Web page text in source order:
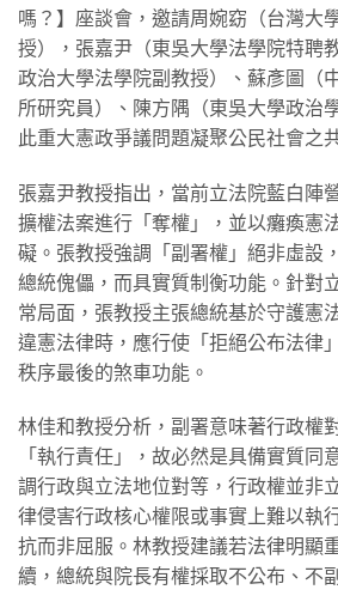
嗎？】座談會，邀請周婉窈（台灣大
授），張嘉尹（東吳大學法學院特聘
政治大學法學院副教授）、蘇彥圖（
所研究員）、陳方隅（東吳大學政治
此重大憲政爭議問題凝聚公民社會之
張嘉尹教授指出，當前立法院藍白陣
擴權法案進行「奪權」，並以癱瘓憲
礙。張教授強調「副署權」絕非虛設
總統傀儡，而具實質制衡功能。針對
常局面，張教授主張總統基於守護憲
違憲法律時，應行使「拒絕公布法律
秩序最後的煞車功能。
林佳和教授分析，副署意味著行政權
「執行責任」，故必然是具備實質同
調行政與立法地位對等，行政權並非
律侵害行政核心權限或事實上難以執
抗而非屈服。林教授建議若法律明顯
續，總統與院長有權採取不公布、不